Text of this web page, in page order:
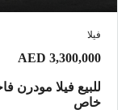
فيلا
AED 3,300,000
خاص